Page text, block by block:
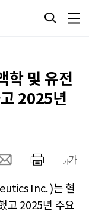
학 및 유전
2025년
Inc. )는 혈
고 2025년 주요